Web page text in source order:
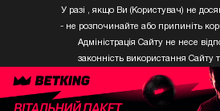
У разі , якщо Ви (Користувач) не
- не розпочинайте або припиніть
Адміністрація Сайту не несе
законність використання Сайту
Користувачем, який не досяг 21-